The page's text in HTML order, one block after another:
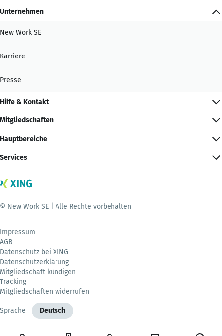
Unternehmen
New Work SE
Karriere
Presse
Hilfe & Kontakt
Mitgliedschaften
Hauptbereiche
Services
© New Work SE | Alle Rechte vorbehalten
Impressum
AGB
Datenschutz bei XING
Datenschutzerklärung
Mitgliedschaft kündigen
Tracking
Mitgliedschaften widerrufen
Sprache Deutsch